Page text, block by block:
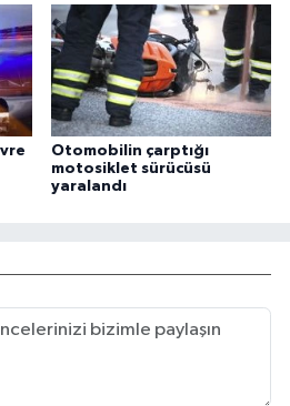
Otomobilin çarptığı
motosiklet sürücüsü
yaralandı